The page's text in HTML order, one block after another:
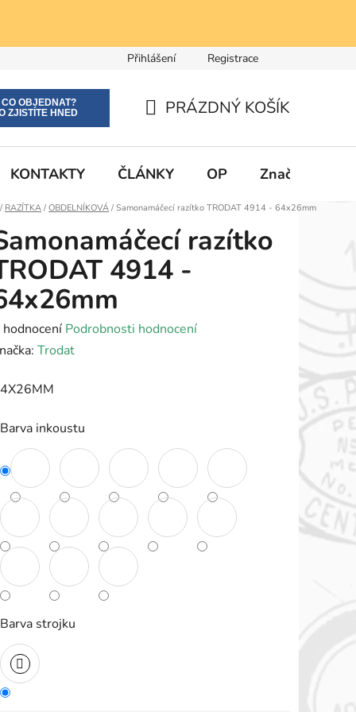
Přihlášení Registrace
KOŠÍK
PRÁZDNÝ KOŠÍK
KONTAKTY ČLÁNKY OP Značky
Domů
/ RAZÍTKA / OBDELNÍKOVÁ / Samonamáčecí razítko TRODAT 4914 - 64x26mm
razítko
4914 -
hvězdiček.
hodnocení Podrobnosti hodnocení
Trodat
Barva inkoustu
Barva strojku
CO OBJEDNAT?
ZJISTÍTE HNED